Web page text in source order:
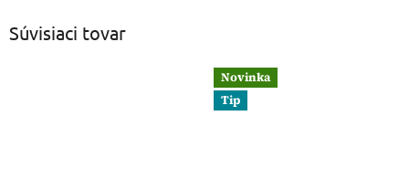
Súvisiaci tovar
Novinka
Tip